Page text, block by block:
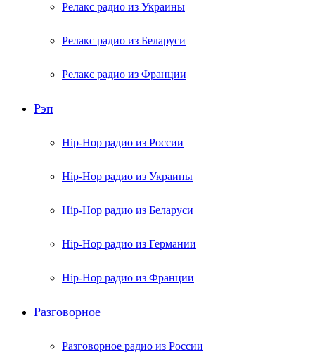
Релакс радио из Украины
Релакс радио из Беларуси
Релакс радио из Франции
Рэп
Hip-Hop радио из России
Hip-Hop радио из Украины
Hip-Hop радио из Беларуси
Hip-Hop радио из Германии
Hip-Hop радио из Франции
Разговорное
Разговорное радио из России